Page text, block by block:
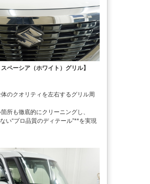
ペーシア（ホワイト）グリル】
のクオリティを左右するグリル周
所も徹底的にクリーニングし、
い“プロ品質のディテール”**を実現